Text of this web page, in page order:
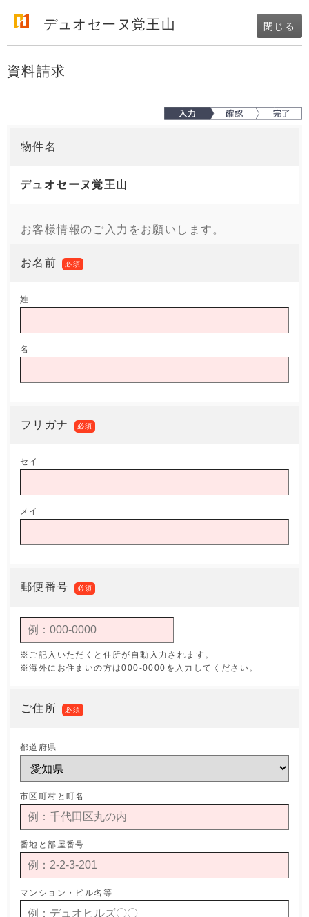
デュオセーヌ覚王山 閉じる
資料請求
物件名
デュオセーヌ覚王山
お客様情報のご入力をお願いします。
お名前 必須
姓
名
フリガナ 必須
セイ
メイ
郵便番号 必須
※ご記入いただくと住所が自動入力されます。
※海外にお住まいの方は000-0000を入力してください。
ご住所 必須
都道府県
市区町村と町名
番地と部屋番号
マンション・ビル名等